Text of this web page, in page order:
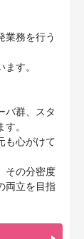
業務を行う
す。
バ群、スタ
。
も心がけて
その分密度
両立を目指